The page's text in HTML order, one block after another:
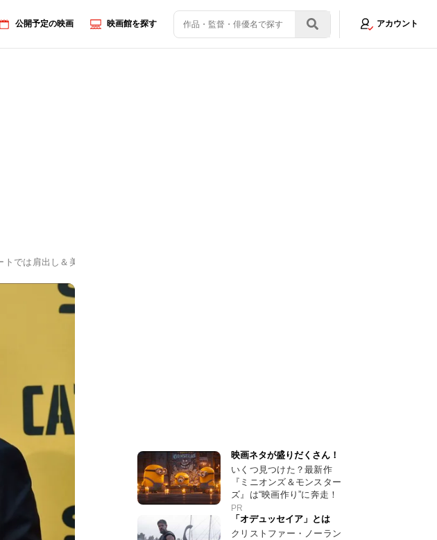
公開予定の映画 映画館を探す アカウント
では肩出し＆美脚披露
映画ネタが盛りだくさん！
いくつ見つけた？最新作
『ミニオンズ＆モンスター
ズ』は“映画作り”に奔走！
PR
「オデュッセイア」とは
クリストファー・ノーラン